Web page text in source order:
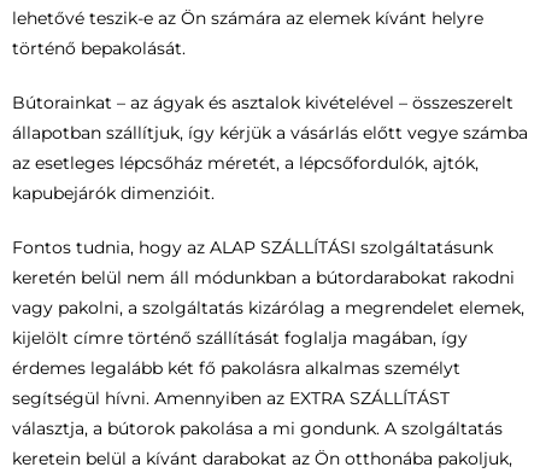
lehetővé teszik-e az Ön számára az elemek kívánt helyre
történő bepakolását.
Bútorainkat – az ágyak és asztalok kivételével – összeszerelt
állapotban szállítjuk, így kérjük a vásárlás előtt vegye számba
az esetleges lépcsőház méretét, a lépcsőfordulók, ajtók,
kapubejárók dimenzióit.
Fontos tudnia, hogy az ALAP SZÁLLÍTÁSI szolgáltatásunk
keretén belül nem áll módunkban a bútordarabokat rakodni
vagy pakolni, a szolgáltatás kizárólag a megrendelet elemek,
kijelölt címre történő szállítását foglalja magában, így
érdemes legalább két fő pakolásra alkalmas személyt
segítségül hívni. Amennyiben az EXTRA SZÁLLÍTÁST
választja, a bútorok pakolása a mi gondunk. A szolgáltatás
keretein belül a kívánt darabokat az Ön otthonába pakoljuk,